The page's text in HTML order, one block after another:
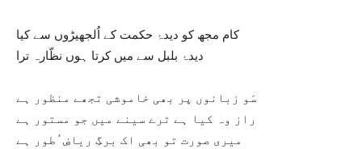
کام مجھ کو ديدۂ حکمت کے اُلجھيڑوں سے کيا
ديدۂ بلبل سے ميں کرتا ہوں نظّارہ ترا
سَو زبانوں پر بھی خاموشی تجھے منظور ہے
راز وہ کيا ہے ترے سينے ميں جو مستور ہے
ميری صورت تو بھی اک برگِ رياضِ ُطور ہے